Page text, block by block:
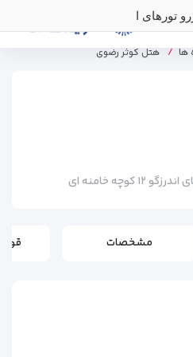
با ۵۰٪ پیش
ها هتل کوثر رضوی
کوچه خامنه ای
مشخصات